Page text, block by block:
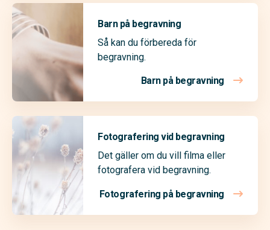
Barn på begravning
Så kan du förbereda för
begravning.
Barn på begravning
Fotografering vid begravning
Det gäller om du vill filma eller
fotografera vid begravning.
Fotografering på begravning